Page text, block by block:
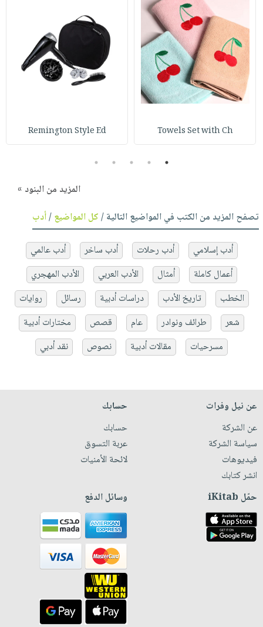
Towels Set with Ch
Remington Style Ed
1
2
3
4
5
المزيد من البنود »
تصفح المزيد من الكتب في المواضيع التالية /كل المواضيع/أدب
أدب إسلامي أدب رحلات أدب ساخر
أدب عالمي
أعمال كاملة
أمثال الأدب العربي
الأدب المهجري
الخطب
تاريخ الأدب دراسات أدبية رسائل
روايات
شعر
طرائف ونوادر عام قصص
مختارات أدبية
مسرحيات
مقالات أدبية نصوص نقد أدبي
عن نيل وفرات
عن الشركة
سياسة الشركة
فيديوهات
انشر كتابك
حسابك
حسابك
عربة التسوق
لائحة الأمنيات
حمّل iKitab وسائل الدفع